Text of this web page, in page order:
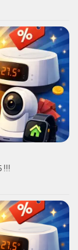
!!!